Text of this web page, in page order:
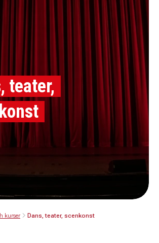
teater,
kurser Dans, teater, scenkonst